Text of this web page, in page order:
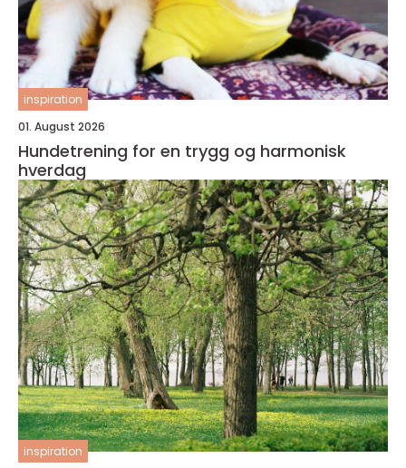
inspiration
01. August 2026
Hundetrening for en trygg og harmonisk
hverdag
inspiration